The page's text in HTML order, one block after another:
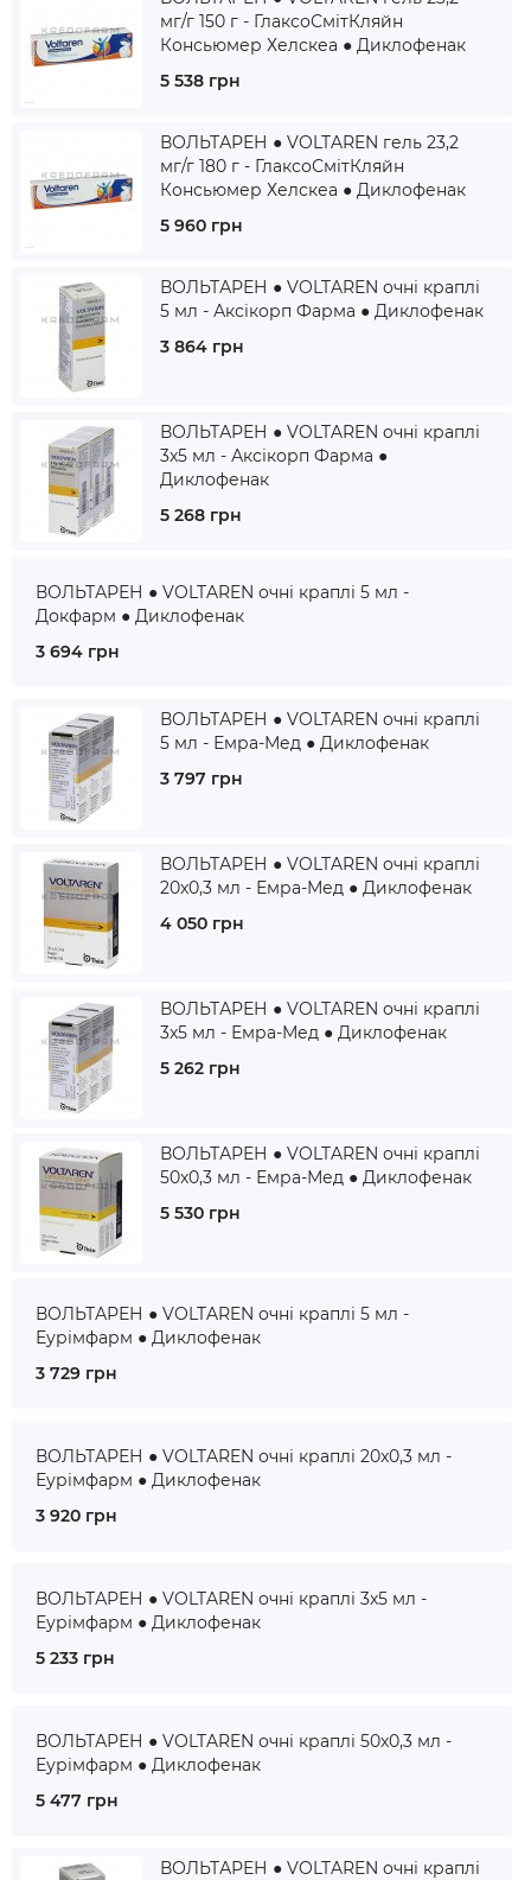
мг/г 150 г - ГлаксоСмітКляйн
Консьюмер Хелскеа ● Диклофенак
5 538 грн
ВОЛЬТАРЕН ● VOLTAREN гель 23,2
мг/г 180 г - ГлаксоСмітКляйн
Консьюмер Хелскеа ● Диклофенак
5 960 грн
ВОЛЬТАРЕН ● VOLTAREN очні краплі
5 мл - Аксікорп Фарма ● Диклофенак
3 864 грн
ВОЛЬТАРЕН ● VOLTAREN очні краплі
3x5 мл - Аксікорп Фарма ●
Диклофенак
5 268 грн
ВОЛЬТАРЕН ● VOLTAREN очні краплі 5 мл -
Докфарм ● Диклофенак
3 694 грн
ВОЛЬТАРЕН ● VOLTAREN очні краплі
5 мл - Емра-Мед ● Диклофенак
3 797 грн
ВОЛЬТАРЕН ● VOLTAREN очні краплі
20x0,3 мл - Емра-Мед ● Диклофенак
4 050 грн
ВОЛЬТАРЕН ● VOLTAREN очні краплі
3x5 мл - Емра-Мед ● Диклофенак
5 262 грн
ВОЛЬТАРЕН ● VOLTAREN очні краплі
50x0,3 мл - Емра-Мед ● Диклофенак
5 530 грн
ВОЛЬТАРЕН ● VOLTAREN очні краплі 5 мл -
Еурімфарм ● Диклофенак
3 729 грн
ВОЛЬТАРЕН ● VOLTAREN очні краплі 20x0,3 мл -
Еурімфарм ● Диклофенак
3 920 грн
ВОЛЬТАРЕН ● VOLTAREN очні краплі 3x5 мл -
Еурімфарм ● Диклофенак
5 233 грн
ВОЛЬТАРЕН ● VOLTAREN очні краплі 50x0,3 мл -
Еурімфарм ● Диклофенак
5 477 грн
ВОЛЬТАРЕН ● VOLTAREN очні краплі